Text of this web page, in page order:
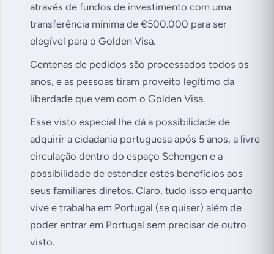
através de fundos de investimento com uma
transferência mínima de €500.000 para ser
elegível para o Golden Visa.
Centenas de pedidos são processados todos os
anos, e as pessoas tiram proveito legítimo da
liberdade que vem com o Golden Visa.
Esse visto especial lhe dá a possibilidade de
adquirir a cidadania portuguesa após 5 anos, a livre
circulação dentro do espaço Schengen e a
possibilidade de estender estes benefícios aos
seus familiares diretos. Claro, tudo isso enquanto
vive e trabalha em Portugal (se quiser) além de
poder entrar em Portugal sem precisar de outro
visto.